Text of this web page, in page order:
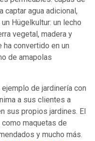
captar agua adicional,
Hügelkultur: un lecho
vegetal, madera y
convertido en un
de amapolas
de jardinería con
a sus clientes a
sus propios jardines. El
maquetas de
y mucho más.